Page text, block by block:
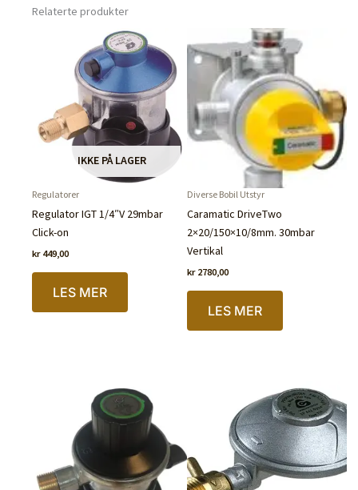
Relaterte produkter
IKKE PÅ LAGER
Regulatorer
Regulator IGT 1/4″V 29mbar
Click-on
kr449,00
LES MER
IKKE PÅ LAGER
Diverse Bobil Utstyr
Caramatic DriveTwo
2×20/150×10/8mm. 30mbar
Vertikal
kr2780,00
LES MER